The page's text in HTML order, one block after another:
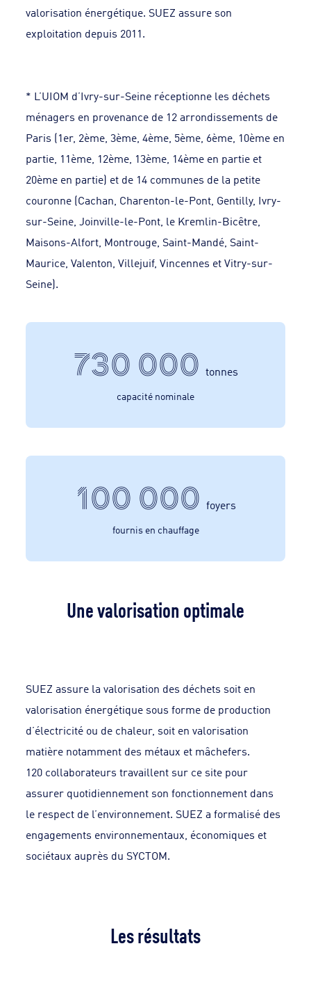
valorisation énergétique. SUEZ assure son
exploitation depuis 2011.
* L’UIOM d’Ivry-sur-Seine réceptionne les déchets
ménagers en provenance de 12 arrondissements de
Paris (1er, 2ème, 3ème, 4ème, 5ème, 6ème, 10ème en
partie, 11ème, 12ème, 13ème, 14ème en partie et
20ème en partie) et de 14 communes de la petite
couronne (Cachan, Charenton-le-Pont, Gentilly, Ivry-
sur-Seine, Joinville-le-Pont, le Kremlin-Bicêtre,
Maisons-Alfort, Montrouge, Saint-Mandé, Saint-
Maurice, Valenton, Villejuif, Vincennes et Vitry-sur-
Seine).
730 000 tonnes
capacité nominale
100 000 foyers
fournis en chauffage
Une valorisation optimale
SUEZ assure la valorisation des déchets soit en
valorisation énergétique sous forme de production
d’électricité ou de chaleur, soit en valorisation
matière notamment des métaux et mâchefers.
120 collaborateurs travaillent sur ce site pour
assurer quotidiennement son fonctionnement dans
le respect de l’environnement. SUEZ a formalisé des
engagements environnementaux, économiques et
sociétaux auprès du SYCTOM.
Les résultats